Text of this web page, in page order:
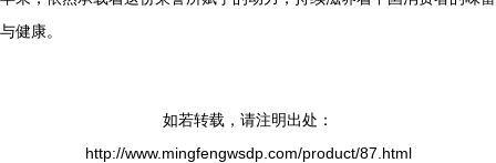
与健康。
如若转载，请注明出处：
http://www.mingfengwsdp.com/product/87.html